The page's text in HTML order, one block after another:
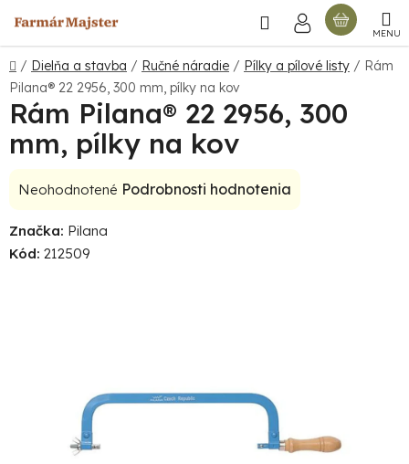
na
obsah
Hľadať
Domov
/ Dielňa a stavba / Ručné náradie / Pílky a pílové listy / Rám
Pilana® 22 2956, 300 mm, pílky na kov
Rám Pilana® 22 2956, 300
mm, pílky na kov
Priemerné
produktu
je
Neohodnotené Podrobnosti hodnotenia
Značka: Pilana
Kód: 212509